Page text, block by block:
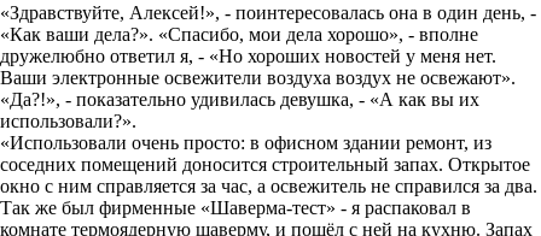
«Здравствуйте, Алексей!», - поинтересовалась она в один день, -
«Как ваши дела?». «Спасибо, мои дела хорошо», - вполне
дружелюбно ответил я, - «Но хороших новостей у меня нет.
Ваши электронные освежители воздуха воздух не освежают».
«Да?!», - показательно удивилась девушка, - «А как вы их
использовали?».
«Использовали очень просто: в офисном здании ремонт, из
соседних помещений доносится строительный запах. Открытое
окно с ним справляется за час, а освежитель не справился за два.
Так же был фирменные «Шаверма-тест» - я распаковал в
комнате термоядерную шаверму, и пошёл с ней на кухню. Запах